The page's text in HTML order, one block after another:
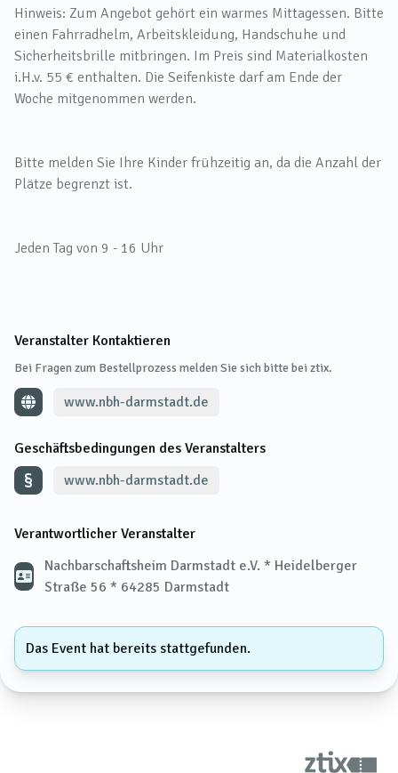
Hinweis: Zum Angebot gehört ein warmes Mittagessen. Bitte
einen Fahrradhelm, Arbeitskleidung, Handschuhe und
Sicherheitsbrille mitbringen. Im Preis sind Materialkosten
i.H.v. 55 € enthalten. Die Seifenkiste darf am Ende der
Woche mitgenommen werden.
Bitte melden Sie Ihre Kinder frühzeitig an, da die Anzahl der
Plätze begrenzt ist.
Jeden Tag von 9 - 16 Uhr
Veranstalter Kontaktieren
Bei Fragen zum Bestellprozess melden Sie sich bitte bei ztix.
www.nbh-darmstadt.de
Geschäftsbedingungen des Veranstalters
www.nbh-darmstadt.de
Verantwortlicher Veranstalter
Nachbarschaftsheim Darmstadt e.V. * Heidelberger
Straße 56 * 64285 Darmstadt
Das Event hat bereits stattgefunden.